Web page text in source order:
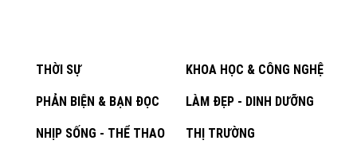
THỜI SỰ KHOA HỌC & CÔNG NGHỆ
PHẢN BIỆN & BẠN ĐỌC LÀM ĐẸP - DINH DƯỠNG
NHỊP SỐNG - THỂ THAO THỊ TRƯỜNG